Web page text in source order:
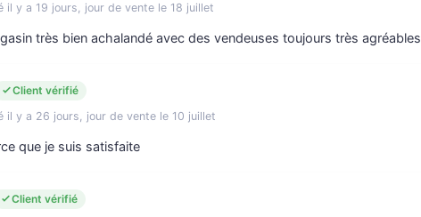
il y a 19 jours, jour de vente le 18 juillet
très bien achalandé avec des vendeuses toujours très agréables
Client vérifié
il y a 26 jours, jour de vente le 10 juillet
que je suis satisfaite
Client vérifié